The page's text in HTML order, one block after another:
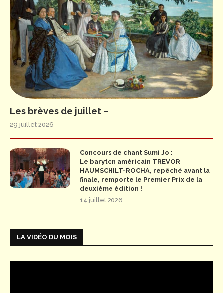
Les brèves de juillet –
29 juillet 2026
Concours de chant Sumi Jo :
Le baryton américain TREVOR
HAUMSCHILT-ROCHA, repêché avant la
finale, remporte le Premier Prix de la
deuxième édition !
14 juillet 2026
LA VIDÉO DU MOIS